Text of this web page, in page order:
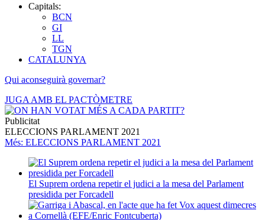
Capitals:
BCN
GI
LL
TGN
CATALUNYA
Qui aconseguirà governar?
JUGA AMB EL PACTÒMETRE
Publicitat
ELECCIONS PARLAMENT 2021
Més: ELECCIONS PARLAMENT 2021
El Suprem ordena repetir el judici a la mesa del Parlament
presidida per Forcadell